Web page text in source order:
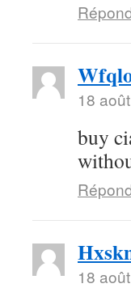
18
buy
18